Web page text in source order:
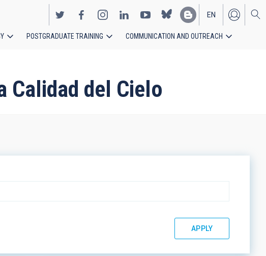
EN
ES
POSTGRADUATE TRAINING COMMUNICATION AND OUTREACH
Calidad del Cielo